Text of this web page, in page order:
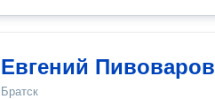
Евгений Пивоваров
Братск